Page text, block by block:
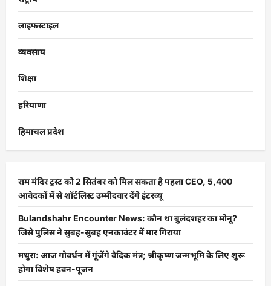
लाइफस्टाइल
व्यवसाय
शिक्षा
हरियाणा
हिमाचल प्रदेश
राम मंदिर ट्रस्ट को 2 सितंबर को मिल सकता है पहला CEO, 5,400
आवेदकों में से शॉर्टलिस्ट उम्मीदवार देंगे इंटरव्यू
Bulandshahr Encounter News: कौन था बुलंदशहर का मोनू?
जिसे पुलिस ने सुबह-सुबह एनकाउंटर में मार गिराया
मथुरा: आज गोवर्धन में गूंजेंगे वैदिक मंत्र; श्रीकृष्ण जन्मभूमि के लिए शुरू
होगा विशेष हवन-पूजन